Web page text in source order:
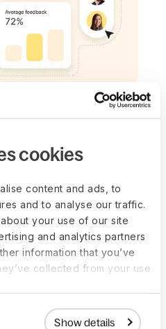
cookies
content and ads, to
and to analyse our traffic.
your use of our site
and analytics partners
information that you’ve
collected from your use
Show details
die
OKRs sind, ihre
oder
wollen? Nutzen Sie die
Karriere und
Sie schneller vom